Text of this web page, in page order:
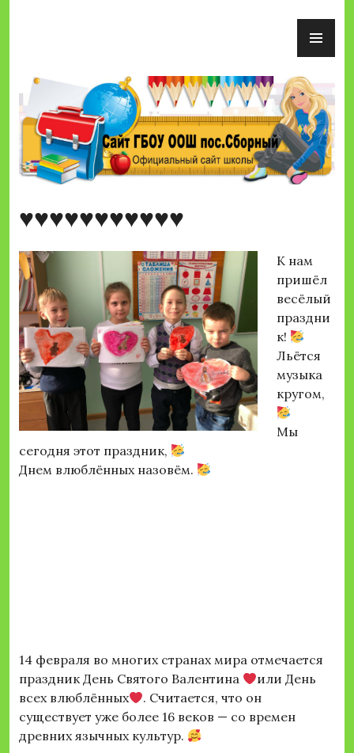
Сайт ГБОУ ООШ пос.Сборный
♥♥♥♥♥♥♥♥♥♥♥
К нам
пришёл
весёлый
праздни
к!
Льётся
музыка
кругом,
Мы
сегодня этот праздник,
Днем влюблённых назовём.
14 февраля во многих странах мира отмечается
праздник День Святого Валентина
или День
всех влюблённых
. Считается, что он
существует уже более 16 веков — со времен
древних язычных культур.